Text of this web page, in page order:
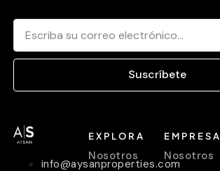
Suscríbete
info@aysanproperties.com
EXPLORA
Nosotros
EMPRESA
Nosotros